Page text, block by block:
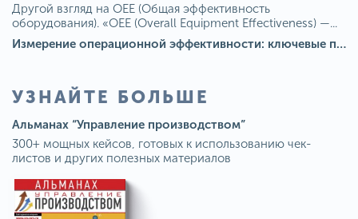
Другой взгляд на OEE (Общая эффективность
оборудования). «OEE (Overall Equipment Effectiveness) —...
Измерение операционной эффективности: ключевые показатели для непрерывного совершенствования
УЗНАЙТЕ БОЛЬШЕ
Альманах “Управление производством”
300+ мощных кейсов, готовых к использованию чек-
листов и других полезных материалов